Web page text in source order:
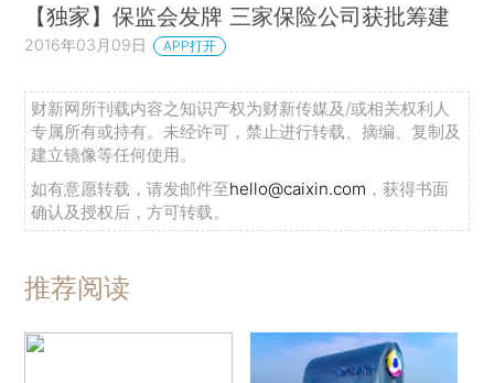
【独家】保监会发牌 三家保险公司获批筹建
2016年03月09日 APP打开
财新网所刊载内容之知识产权为财新传媒及/或相关权利人
专属所有或持有。未经许可，禁止进行转载、摘编、复制及
建立镜像等任何使用。
如有意愿转载，请发邮件至hello@caixin.com ，获得书面
确认及授权后，方可转载。
推荐阅读